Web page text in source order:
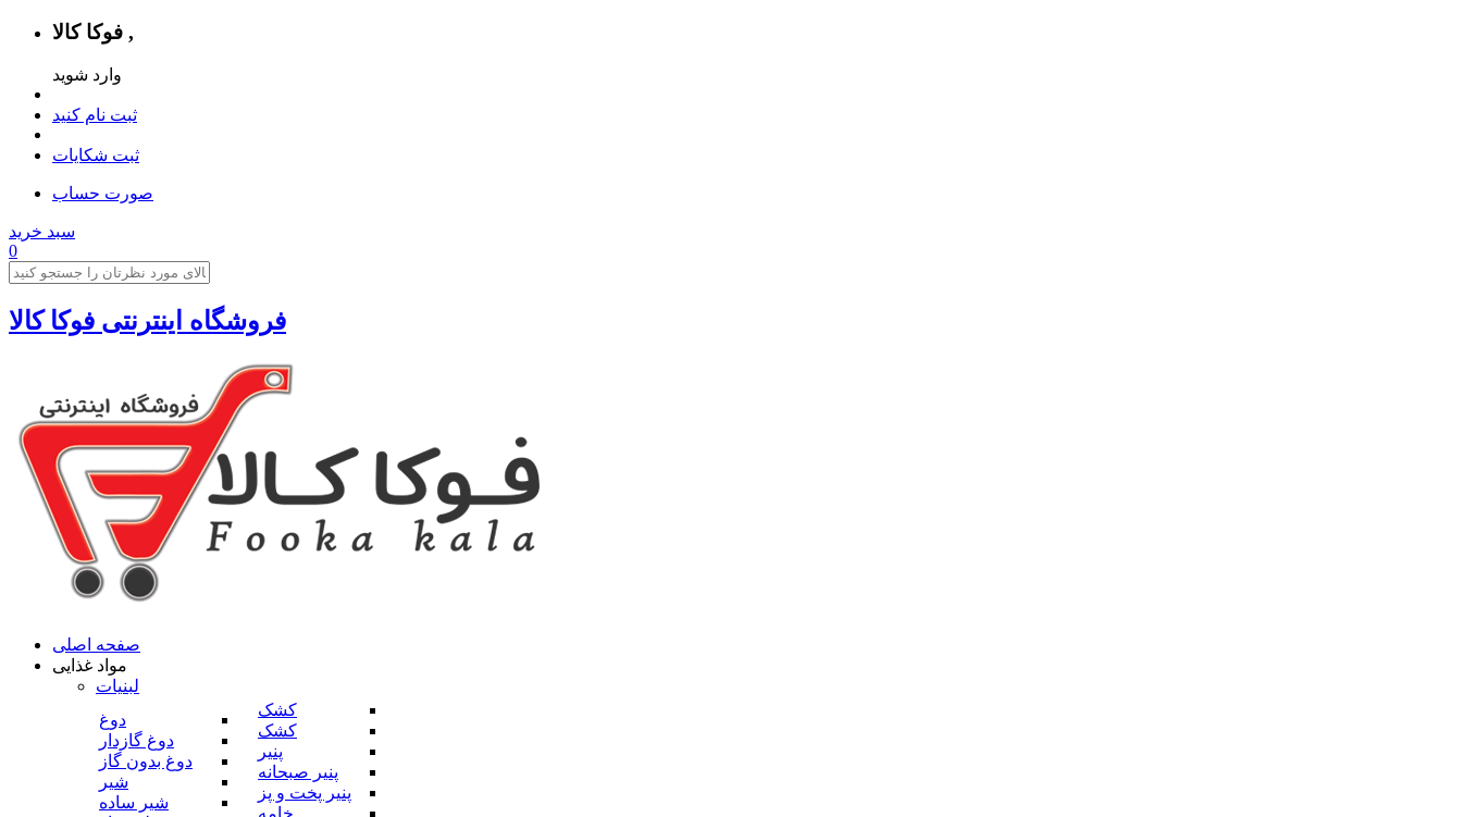
فوکا کالا ,
وارد شوید
ثبت نام کنید
ثبت شکایات
صورت حساب
سبد خرید
0
فروشگاه اینترنتی فوکا کالا
صفحه اصلی
مواد غذایی
لبنیات
کشک
کشک
پنیر
پنیر صبحانه
پنیر پخت و پز
دوغ
دوغ گازدار
دوغ بدون گاز
شیر
شیر ساده